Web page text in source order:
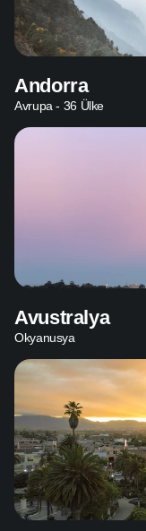
Andorra
Avrupa - 36 Ülke
Avustralya
Okyanusya